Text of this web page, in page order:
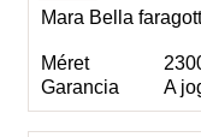
Mara Bella
Méret
Garancia
A